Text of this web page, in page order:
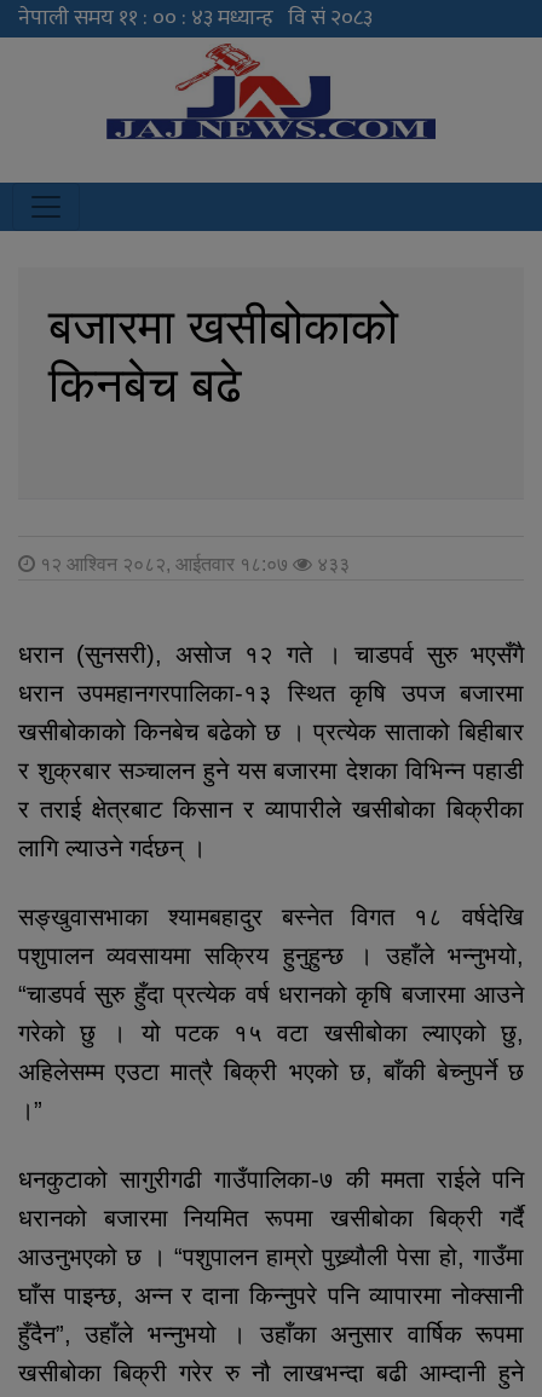
बजारमा खसीबोकाको
किनबेच बढे
१२ आश्विन २०८२, आईतवार १८:०७ ४३३
धरान (सुनसरी), असोज १२ गते ।चाडपर्व सुरु भएसँगै
धरान उपमहानगरपालिका-१३ स्थित कृषि उपज बजारमा
खसीबोकाको किनबेच बढेको छ । प्रत्येक साताको बिहीबार
र शुक्रबार सञ्चालन हुने यस बजारमा देशका विभिन्न पहाडी
र तराई क्षेत्रबाट किसान र व्यापारीले खसीबोका बिक्रीका
लागि ल्याउने गर्दछन् ।
सङ्खुवासभाका श्यामबहादुर बस्नेत विगत १८ वर्षदेखि
पशुपालन व्यवसायमा सक्रिय हुनुहुन्छ । उहाँले भन्नुभयो,
“चाडपर्व सुरु हुँदा प्रत्येक वर्ष धरानको कृषि बजारमा आउने
गरेको छु । यो पटक १५ वटा खसीबोका ल्याएको छु,
अहिलेसम्म एउटा मात्रै बिक्री भएको छ, बाँकी बेच्नुपर्ने छ
।”
धनकुटाको सागुरीगढी गाउँपालिका-७ की ममता राईले पनि
धरानको बजारमा नियमित रूपमा खसीबोका बिक्री गर्दै
आउनुभएको छ । “पशुपालन हाम्रो पुख्र्यौली पेसा हो, गाउँमा
घाँस पाइन्छ, अन्न र दाना किन्नुपरे पनि व्यापारमा नोक्सानी
हुँदैन”, उहाँले भन्नुभयो । उहाँका अनुसार वार्षिक रूपमा
खसीबोका बिक्री गरेर रु नौ लाखभन्दा बढी आम्दानी हुने